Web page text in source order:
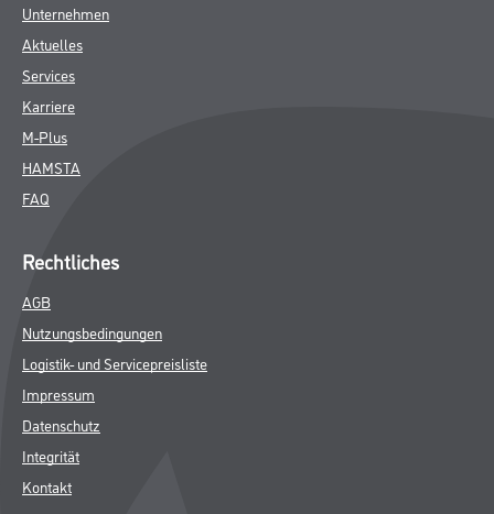
Unternehmen
Aktuelles
Services
Karriere
M-Plus
HAMSTA
FAQ
Rechtliches
AGB
Nutzungsbedingungen
Logistik- und Servicepreisliste
Impressum
Datenschutz
Integrität
Kontakt